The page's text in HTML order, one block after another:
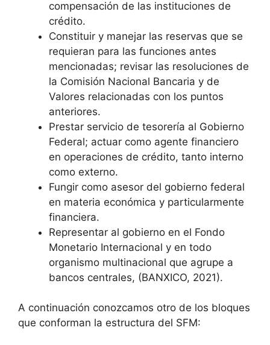
compensación de las instituciones de
crédito.
Constituir y manejar las reservas que se
requieran para las funciones antes
mencionadas; revisar las resoluciones de
la Comisión Nacional Bancaria y de
Valores relacionadas con los puntos
anteriores.
Prestar servicio de tesorería al Gobierno
Federal; actuar como agente financiero
en operaciones de crédito, tanto interno
como externo.
Fungir como asesor del gobierno federal
en materia económica y particularmente
financiera.
Representar al gobierno en el Fondo
Monetario Internacional y en todo
organismo multinacional que agrupe a
bancos centrales, (BANXICO, 2021).
A continuación conozcamos otro de los bloques
que conforman la estructura del SFM: